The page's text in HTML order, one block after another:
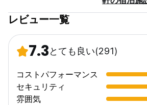
レビュー一覧
7.3とても良い(291)
コストパフォーマンス
セキュリティ
雰囲気